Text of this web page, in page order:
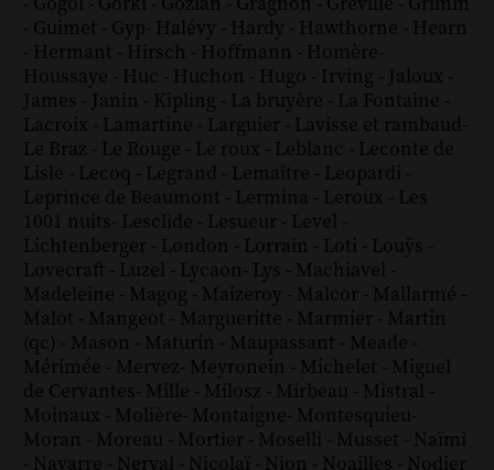
- Guimet - Gyp- Halévy - Hardy - Hawthorne - Hearn
- Hermant - Hirsch - Hoffmann - Homère-
Houssaye - Huc - Huchon - Hugo - Irving - Jaloux -
James - Janin - Kipling - La bruyère - La Fontaine -
Lacroix - Lamartine - Larguier - Lavisse et rambaud-
Le Braz - Le Rouge - Le roux - Leblanc - Leconte de
Lisle - Lecoq - Legrand - Lemaître - Leopardi -
Leprince de Beaumont - Lermina - Leroux - Les
1001 nuits- Lesclide - Lesueur - Level -
Lichtenberger - London - Lorrain - Loti - Louÿs -
Lovecraft - Luzel - Lycaon- Lys - Machiavel -
Madeleine - Magog - Maizeroy - Malcor - Mallarmé -
Malot - Mangeot - Margueritte - Marmier - Martin
(qc) - Mason - Maturin - Maupassant - Meade -
Mérimée - Mervez- Meyronein - Michelet - Miguel
de Cervantes- Mille - Milosz - Mirbeau - Mistral -
Moinaux - Molière- Montaigne- Montesquieu-
Moran - Moreau - Mortier - Moselli - Musset - Naïmi
- Navarre - Nerval - Nicolaï - Nion - Noailles - Nodier